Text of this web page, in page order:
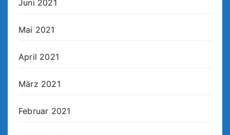
Juni 2021
Mai 2021
April 2021
März 2021
Februar 2021